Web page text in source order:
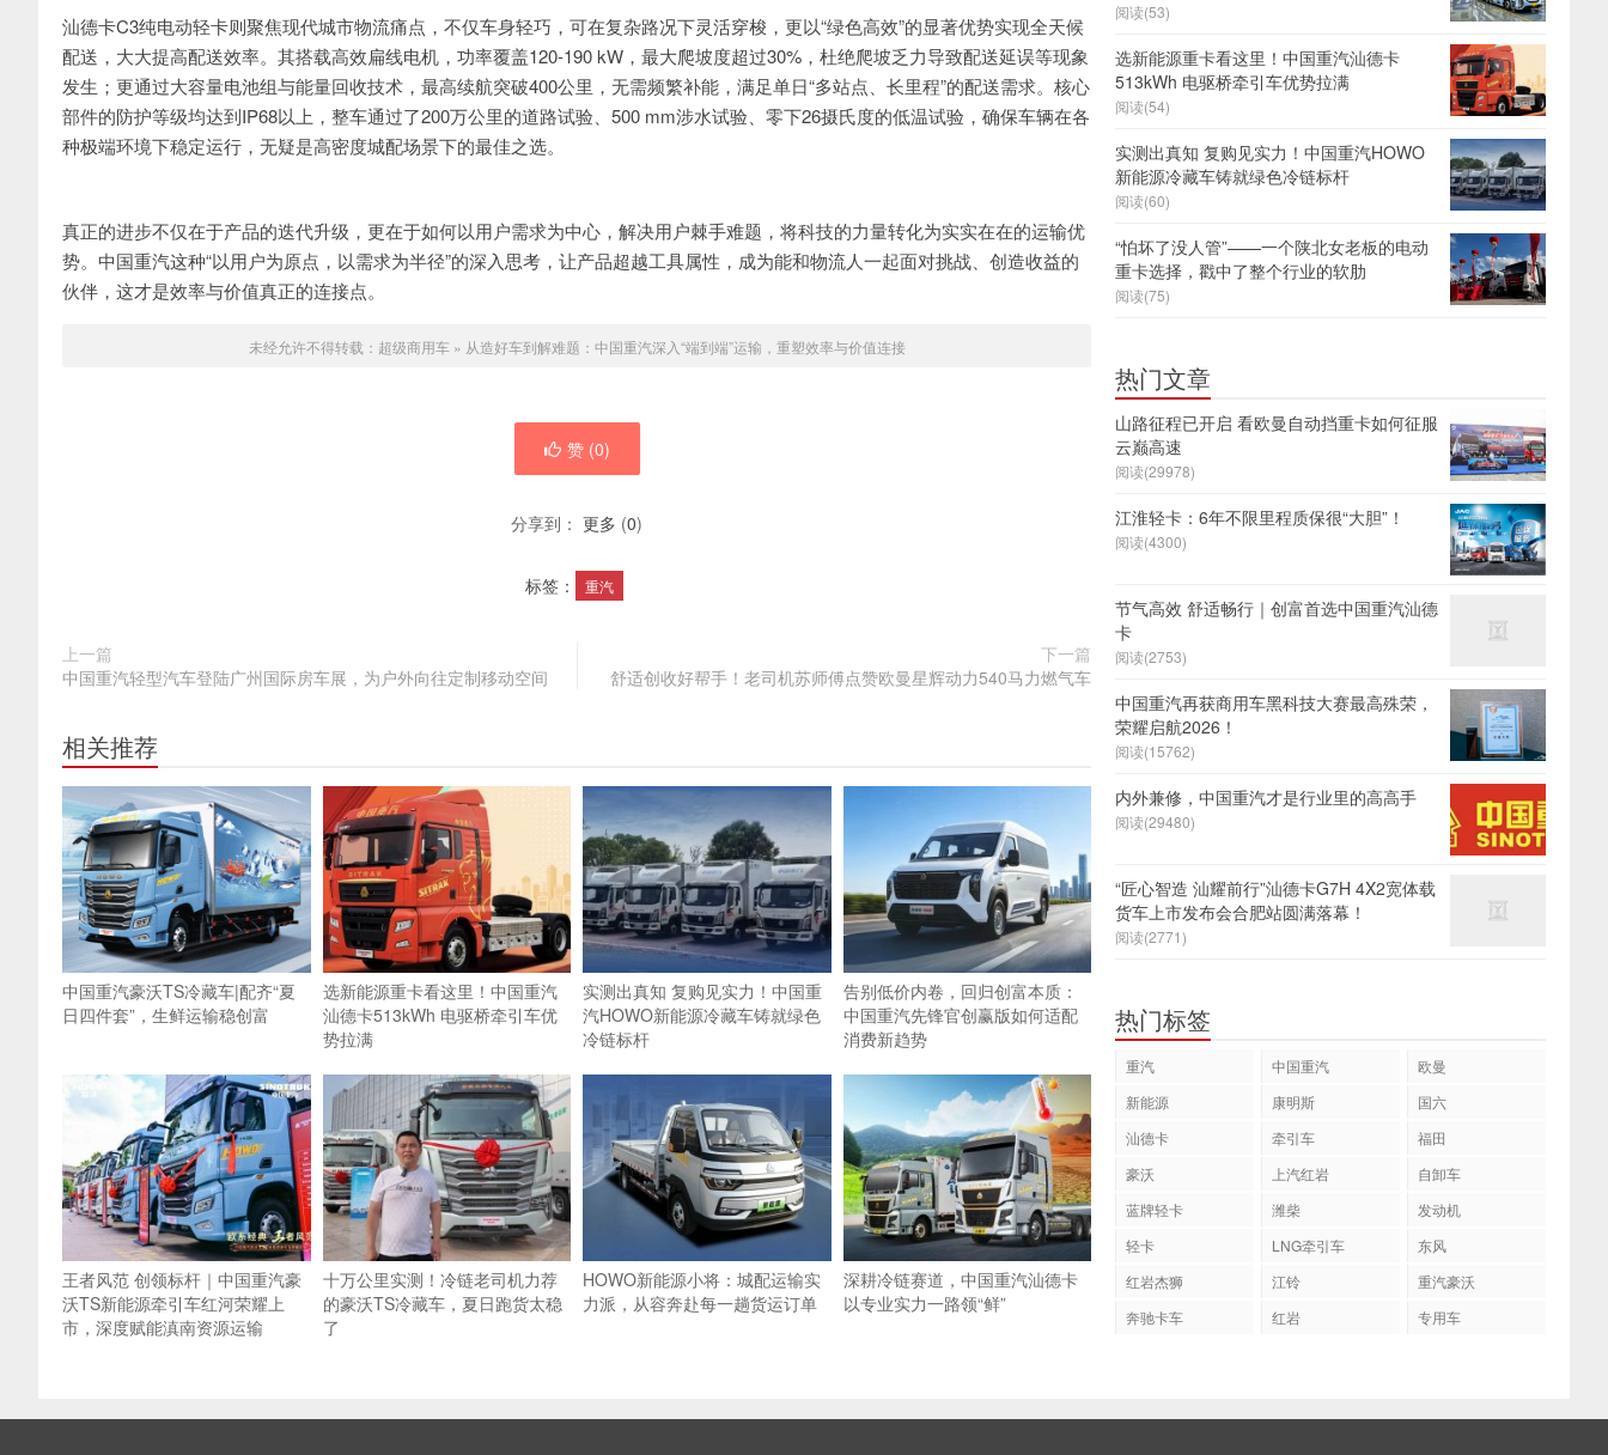
汕德卡C3纯电动轻卡则聚焦现代城市物流痛点，不仅车身轻巧，可在复杂路况下灵活穿梭，更以“绿色高效”的显著优势实现全天候
配送，大大提高配送效率。其搭载高效扁线电机，功率覆盖120-190 kW，最大爬坡度超过30%，杜绝爬坡乏力导致配送延误等现象
发生；更通过大容量电池组与能量回收技术，最高续航突破400公里，无需频繁补能，满足单日“多站点、长里程”的配送需求。核心
部件的防护等级均达到IP68以上，整车通过了200万公里的道路试验、500 mm涉水试验、零下26摄氏度的低温试验，确保车辆在各
种极端环境下稳定运行，无疑是高密度城配场景下的最佳之选。
真正的进步不仅在于产品的迭代升级，更在于如何以用户需求为中心，解决用户棘手难题，将科技的力量转化为实实在在的运输优
势。中国重汽这种“以用户为原点，以需求为半径”的深入思考，让产品超越工具属性，成为能和物流人一起面对挑战、创造收益的
伙伴，这才是效率与价值真正的连接点。
未经允许不得转载： 超级商用车» 从造好车到解难题：中国重汽深入“端到端”运输，重塑效率与价值连接
赞 (0)
分享到： 更多 (0)
标签： 重汽
上一篇
中国重汽轻型汽车登陆广州国际房车展，为户外向往定制移动空间
下一篇
舒适创收好帮手！老司机苏师傅点赞欧曼星辉动力540马力燃气车
相关推荐
中国重汽豪沃TS冷藏车|配齐“夏
日四件套”，生鲜运输稳创富
选新能源重卡看这里！中国重汽
汕德卡513kWh 电驱桥牵引车优
势拉满
实测出真知 复购见实力！中国重
汽HOWO新能源冷藏车铸就绿色
冷链标杆
告别低价内卷，回归创富本质：
中国重汽先锋官创赢版如何适配
消费新趋势
王者风范 创领标杆｜中国重汽豪
沃TS新能源牵引车红河荣耀上
市，深度赋能滇南资源运输
十万公里实测！冷链老司机力荐
的豪沃TS冷藏车，夏日跑货太稳
了
HOWO新能源小将：城配运输实
力派，从容奔赴每一趟货运订单
深耕冷链赛道，中国重汽汕德卡
以专业实力一路领“鲜”
阅读(53)
选新能源重卡看这里！中国重汽汕德卡
513kWh 电驱桥牵引车优势拉满
阅读(54)
实测出真知 复购见实力！中国重汽HOWO
新能源冷藏车铸就绿色冷链标杆
阅读(60)
“怕坏了没人管”——一个陕北女老板的电动
重卡选择，戳中了整个行业的软肋
阅读(75)
热门文章
山路征程已开启 看欧曼自动挡重卡如何征服
云巅高速
阅读(29978)
江淮轻卡：6年不限里程质保很“大胆”！
阅读(4300)
节气高效 舒适畅行｜创富首选中国重汽汕德
卡
阅读(2753)
中国重汽再获商用车黑科技大赛最高殊荣，
荣耀启航2026！
阅读(15762)
内外兼修，中国重汽才是行业里的高高手
阅读(29480)
“匠心智造 汕耀前行”汕德卡G7H 4X2宽体载
货车上市发布会合肥站圆满落幕！
阅读(2771)
热门标签
重汽 中国重汽
欧曼
新能源
康明斯
国六
汕德卡
牵引车
福田
豪沃
上汽红岩
自卸车
蓝牌轻卡
潍柴
发动机
轻卡
LNG牵引车
东风
红岩杰狮
江铃
重汽豪沃
奔驰卡车
红岩 专用车